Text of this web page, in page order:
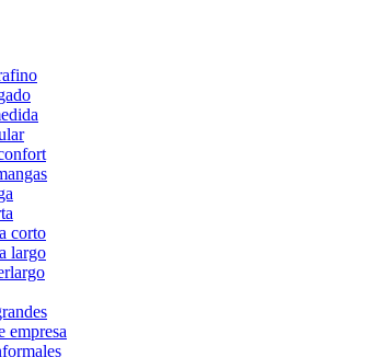
corto
largo
empresa